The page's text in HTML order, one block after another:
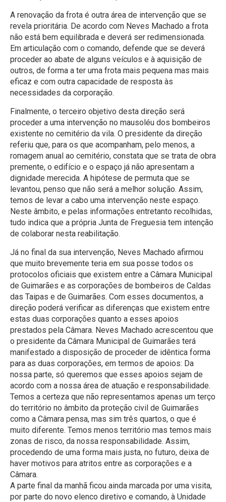
A renovação da frota é outra área de intervenção que se
revela prioritária. De acordo com Neves Machado a frota
não está bem equilibrada e deverá ser redimensionada.
Em articulação com o comando, defende que se deverá
proceder ao abate de alguns veículos e à aquisição de
outros, de forma a ter uma frota mais pequena mas mais
eficaz e com outra capacidade de resposta às
necessidades da corporação.
Finalmente, o terceiro objetivo desta direção será
proceder a uma intervenção no mausoléu dos bombeiros
existente no cemitério da vila. O presidente da direção
referiu que, para os que acompanham, pelo menos, a
romagem anual ao cemitério, constata que se trata de obra
premente, o edifício e o espaço já não apresentam a
dignidade merecida. A hipótese de permuta que se
levantou, penso que não será a melhor solução. Assim,
temos de levar a cabo uma intervenção neste espaço.
Neste âmbito, e pelas informações entretanto recolhidas,
tudo indica que a própria Junta de Freguesia tem intenção
de colaborar nesta reabilitação.
Já no final da sua intervenção, Neves Machado afirmou
que muito brevemente teria em sua posse todos os
protocolos oficiais que existem entre a Câmara Municipal
de Guimarães e as corporações de bombeiros de Caldas
das Taipas e de Guimarães. Com esses documentos, a
direção poderá verificar as diferenças que existem entre
estas duas corporações quanto a esses apoios
prestados pela Câmara. Neves Machado acrescentou que
o presidente da Câmara Municipal de Guimarães terá
manifestado a disposição de proceder de idêntica forma
para as duas corporações, em termos de apoios: Da
nossa parte, só queremos que esses apoios sejam de
acordo com a nossa área de atuação e responsabilidade.
Temos a certeza que não representamos apenas um terço
do território no âmbito da proteção civil de Guimarães
como a Câmara pensa, mas sim três quartos, o que é
muito diferente. Temos menos território mas temos mais
zonas de risco, da nossa responsabilidade. Assim,
procedendo de uma forma mais justa, no futuro, deixa de
haver motivos para atritos entre as corporações e a
Câmara.
A parte final da manhã ficou ainda marcada por uma visita,
por parte do novo elenco diretivo e comando, à Unidade